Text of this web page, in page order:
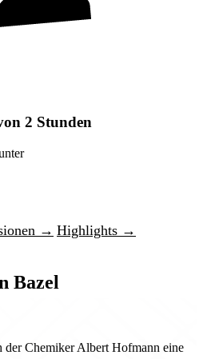
2 Stunden
→ Highlights →
Bazel
Chemiker Albert Hofmann eine